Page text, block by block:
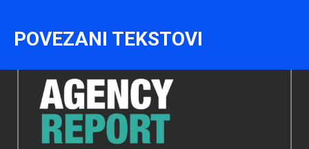
POVEZANI TEKSTOVI